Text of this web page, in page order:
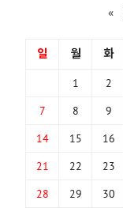
«
일 월 화
1 2
7
8 9
14
15 16
21
22 23
28
29 30